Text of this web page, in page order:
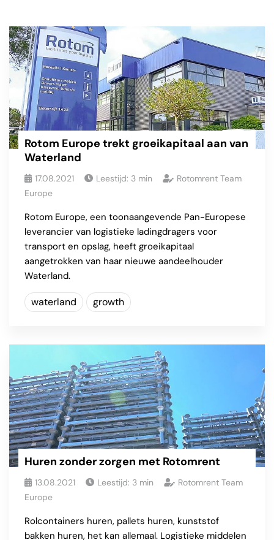
Rotom Europe trekt groeikapitaal aan van
Waterland
17.08.2021 Leestijd: 3 min
Rotomrent Team
Europe
Rotom Europe, een toonaangevende Pan-Europese
leverancier van logistieke ladingdragers voor
transport en opslag, heeft groeikapitaal
aangetrokken van haar nieuwe aandeelhouder
Waterland.
waterland growth
Huren zonder zorgen met Rotomrent
13.08.2021 Leestijd: 3 min
Rotomrent Team
Europe
Rolcontainers huren, pallets huren, kunststof
bakken huren, het kan allemaal. Logistieke middelen